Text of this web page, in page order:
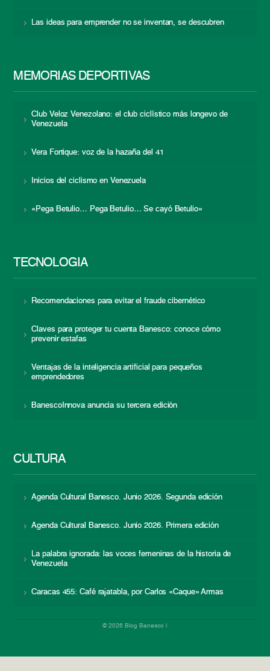
Las ideas para emprender no se inventan, se descubren
MEMORIAS DEPORTIVAS
Club Veloz Venezolano: el club ciclístico más longevo de
Venezuela
Vera Fortique: voz de la hazaña del 41
Inicios del ciclismo en Venezuela
«Pega Betulio… Pega Betulio… Se cayó Betulio»
TECNOLOGÍA
Recomendaciones para evitar el fraude cibernético
Claves para proteger tu cuenta Banesco: conoce cómo
prevenir estafas
Ventajas de la inteligencia artificial para pequeños
emprendedores
BanescoInnova anuncia su tercera edición
CULTURA
Agenda Cultural Banesco. Junio 2026. Segunda edición
Agenda Cultural Banesco. Junio 2026. Primera edición
La palabra ignorada: las voces femeninas de la historia de
Venezuela
Caracas 455: Café rajatabla, por Carlos «Caque» Armas
© 2026 Blog Banesco |